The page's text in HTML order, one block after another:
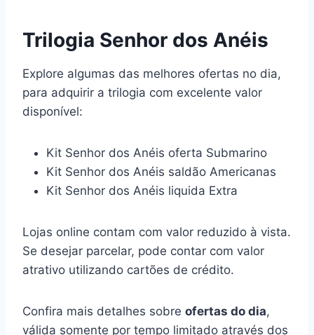
Trilogia Senhor dos Anéis
Explore algumas das melhores ofertas no dia,
para adquirir a trilogia com excelente valor
disponível:
Kit Senhor dos Anéis oferta Submarino
Kit Senhor dos Anéis saldão Americanas
Kit Senhor dos Anéis liquida Extra
Lojas online contam com valor reduzido à vista.
Se desejar parcelar, pode contar com valor
atrativo utilizando cartões de crédito.
Confira mais detalhes sobre ofertas do dia,
válida somente por tempo limitado através dos